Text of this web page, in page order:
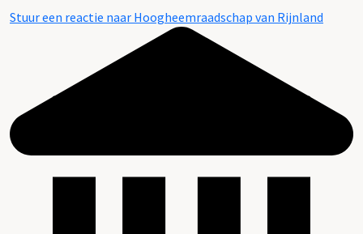
Stuur een reactie naar Hoogheemraadschap van Rijnland